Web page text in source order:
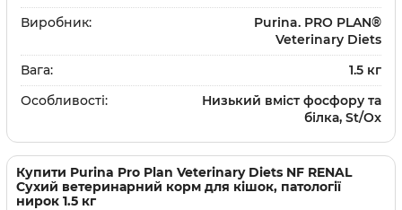
Виробник:
Purina. PRO PLAN®
Veterinary Diets
Вага:
1.5 кг
Особливості:
Низький вміст фосфору та
білка, St/Ox
Купити Purina Pro Plan Veterinary Diets NF RENAL
Сухий ветеринарний корм для кішок, патології
нирок 1.5 кг